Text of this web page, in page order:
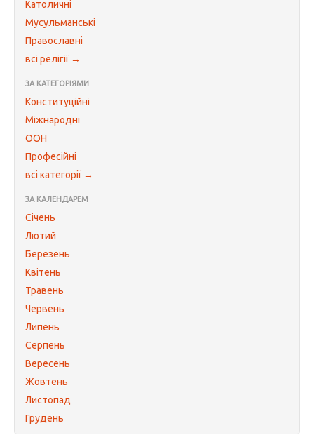
Католичні
Мусульманські
Православні
всі релігії →
ЗА КАТЕГОРІЯМИ
Конституційні
Міжнародні
ООН
Професійні
всі категорії →
ЗА КАЛЕНДАРЕМ
Січень
Лютий
Березень
Квітень
Травень
Червень
Липень
Серпень
Вересень
Жовтень
Листопад
Грудень